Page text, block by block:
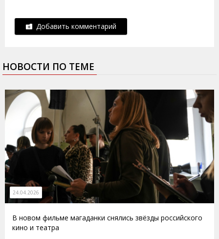
Добавить комментарий
НОВОСТИ ПО ТЕМЕ
24.04.2026
В новом фильме магаданки снялись звёзды российского
кино и театра